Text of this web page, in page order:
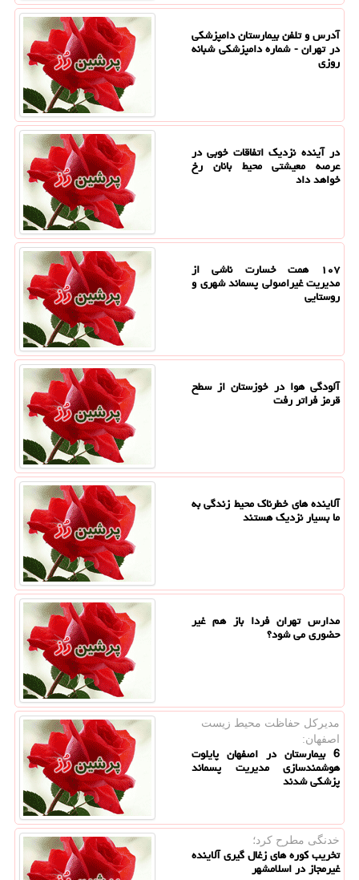
آدرس و تلفن بیمارستان دامپزشکی
در تهران - شماره دامپزشکی شبانه
روزی
در آینده نزدیک اتفاقات خوبی در
عرصه معیشتی محیط بانان رخ
خواهد داد
۱۰۷ همت خسارت ناشی از
مدیریت غیراصولی پسماند شهری و
روستایی
آلودگی هوا در خوزستان از سطح
قرمز فراتر رفت
آلاینده های خطرناک محیط زندگی به
ما بسیار نزدیک هستند
مدارس تهران فردا باز هم غیر
حضوری می شود؟
مدیركل حفاظت محیط زیست
اصفهان:
6 بیمارستان در اصفهان پایلوت
هوشمندسازی مدیریت پسماند
پزشکی شدند
خدنگی مطرح كرد؛
تخریب کوره های زغال گیری آلاینده
غیرمجاز در اسلامشهر